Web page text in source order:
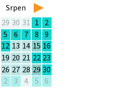
Srpen right
29 30 31 1
2
5 6 7 8
9
12 13 14 15 16
19 20 21 22 23
26 27 28 29 30
2 3 4 5 6